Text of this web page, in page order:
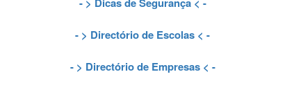
- > Directório de Escolas < -
- > Directório de Empresas< -